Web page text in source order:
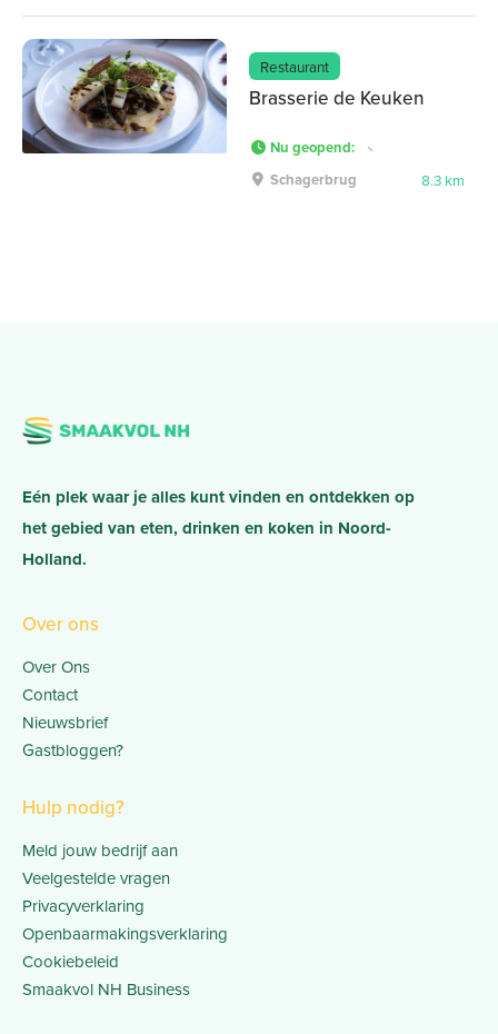
Restaurant
Brasserie de Keuken
Nu geopend:
Schagerbrug
8.3 km
Eén plek waar je alles kunt vinden en ontdekken op
het gebied van eten, drinken en koken in Noord-
Holland.
Over ons
Over Ons
Contact
Nieuwsbrief
Gastbloggen?
Hulp nodig?
Meld jouw bedrijf aan
Veelgestelde vragen
Privacyverklaring
Openbaarmakingsverklaring
Cookiebeleid
Smaakvol NH Business